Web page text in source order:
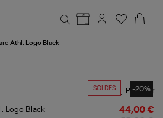
Athl. Logo Black
SOLDES -20%
Partager
Logo Black 44,00 €